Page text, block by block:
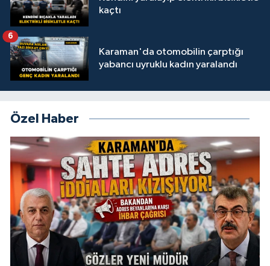
kaçtı
Karaman'da otomobilin çarptığı
yabancı uyruklu kadın yaralandı
6
Özel Haber